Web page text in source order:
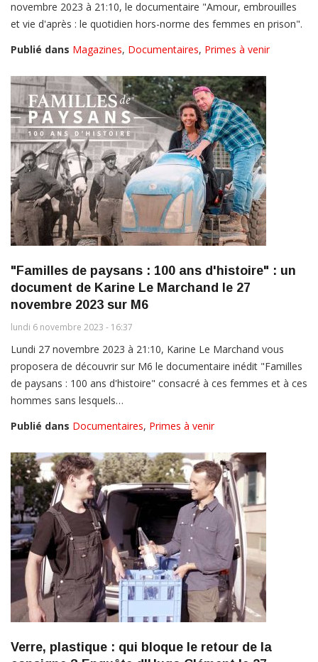
novembre 2023 à 21:10, le documentaire "Amour, embrouilles
et vie d'après : le quotidien hors-norme des femmes en prison".
Publié dans Magazines, Documentaires, Primes à venir
"Familles de paysans : 100 ans d'histoire" : un
document de Karine Le Marchand le 27
novembre 2023 sur M6
lundi 6 novembre 2023 - 16:37
Lundi 27 novembre 2023 à 21:10, Karine Le Marchand vous
proposera de découvrir sur M6 le documentaire inédit "Familles
de paysans : 100 ans d'histoire" consacré à ces femmes et à ces
hommes sans lesquels…
Publié dans Documentaires, Primes à venir
Verre, plastique : qui bloque le retour de la